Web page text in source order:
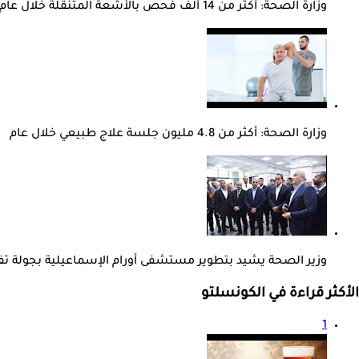
وزارة الصحة: أكثر من 14 ألف فحص بالأشعة المتنقلة خلال عام
وزارة الصحة: أكثر من 4.8 مليون جلسة علاج طبيعي خلال عام
وزير الصحة يشيد بتطوير مستشفى أورام الإسماعيلية بجولة
الأكثر قراءة في الكونسلتو
1